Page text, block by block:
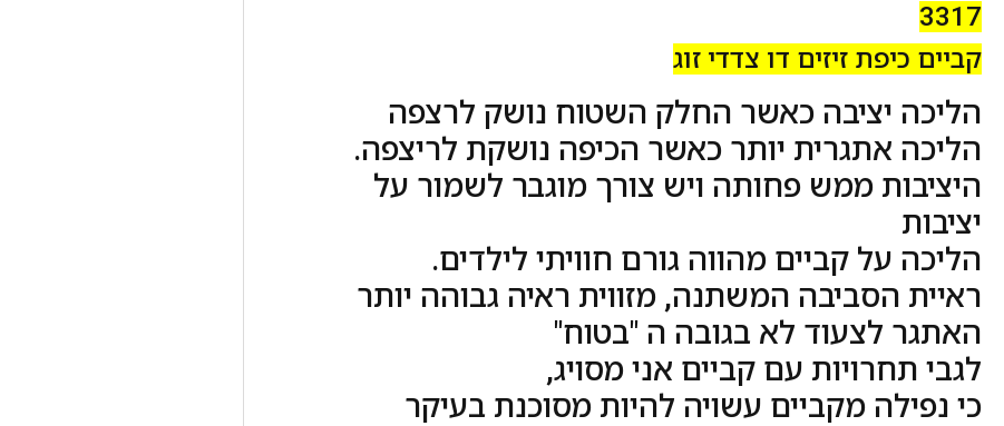
3317
קביים כיפת זיזים דו צדדי זוג
הליכה יציבה כאשר החלק השטוח נושק לרצפה
הליכה אתגרית יותר כאשר הכיפה נושקת לריצפה.
היציבות ממש פחותה ויש צורך מוגבר לשמור על
יציבות
הליכה על קביים מהווה גורם חוויתי לילדים.
ראיית הסביבה המשתנה, מזווית ראיה גבוהה יותר
האתגר לצעוד לא בגובה ה "בטוח"
לגבי תחרויות עם קביים אני מסויג,
כי נפילה מקביים עשויה להיות מסוכנת בעיקר